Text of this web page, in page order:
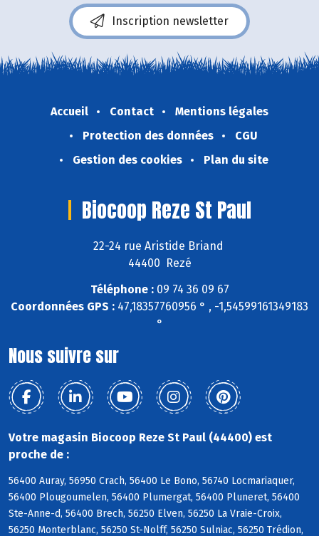
Inscription newsletter
Accueil Contact
Mentions légales
Protection des données
CGU
Gestion des cookies
Plan du site
Biocoop Reze St Paul
22-24 rue Aristide Briand
44400 Rezé
Téléphone :09 74 36 09 67
Coordonnées GPS : 47,18357760956 ° , -1,54599161349183
°
Nous suivre sur
Votre magasin Biocoop Reze St Paul (44400) est
proche de :
56400 Auray, 56950 Crach, 56400 Le Bono, 56740 Locmariaquer,
56400 Plougoumelen, 56400 Plumergat, 56400 Pluneret, 56400
Ste-Anne-d, 56400 Brech, 56250 Elven, 56250 La Vraie-Croix,
56250 Monterblanc, 56250 St-Nolff, 56250 Sulniac, 56250 Trédion,